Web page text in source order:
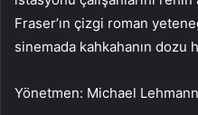
Fraser’ın çizgi roman
sinemada kahkahanın dozu
Yönetmen: Michael Lehmann